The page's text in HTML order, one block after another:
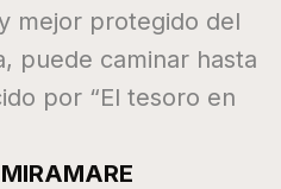
mejor protegido del
puede caminar hasta
por “El tesoro en